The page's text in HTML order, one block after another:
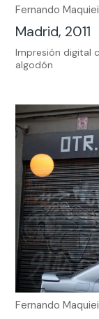
Fernando
Madrid, 2011
Impresión digital
algodón
Fernando